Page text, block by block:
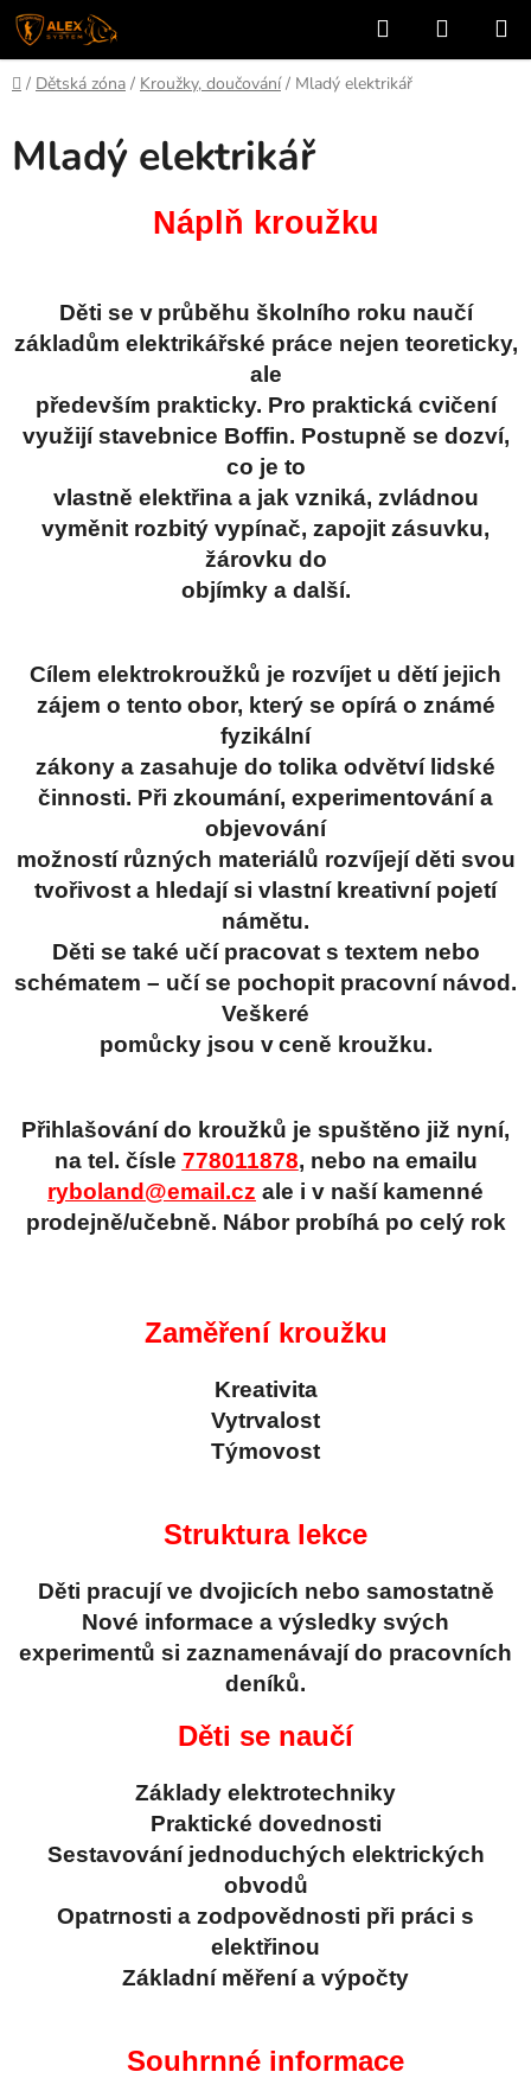
Přejít
na
obsah
Hledat
KOŠÍK
Domů
/ Dětská zóna / Kroužky, doučování / Mladý elektrikář
Mladý elektrikář
Náplň kroužku
Děti se v průběhu školního roku naučí
základům elektrikářské práce nejen teoreticky,
ale
především prakticky. Pro praktická cvičení
využijí stavebnice Boffin. Postupně se dozví,
co je to
vlastně elektřina a jak vzniká, zvládnou
vyměnit rozbitý vypínač, zapojit zásuvku,
žárovku do
objímky a další.
Cílem elektrokroužků je rozvíjet u dětí jejich
zájem o tento obor, který se opírá o známé
fyzikální
zákony a zasahuje do tolika odvětví lidské
činnosti. Při zkoumání, experimentování a
objevování
možností různých materiálů rozvíjejí děti svou
tvořivost a hledají si vlastní kreativní pojetí
námětu.
Děti se také učí pracovat s textem nebo
schématem – učí se pochopit pracovní návod.
Veškeré
pomůcky jsou v ceně kroužku.
Přihlašování do kroužků je spuštěno již nyní,
na tel. čísle 778011878, nebo na emailu
ryboland@email.cz ale i v naší kamenné
prodejně/učebně. Nábor probíhá po celý rok
Zaměření kroužku
Kreativita
Vytrvalost
Týmovost
Struktura lekce
Děti pracují ve dvojicích nebo samostatně
Nové informace a výsledky svých
experimentů si zaznamenávají do pracovních
deníků.
Děti se naučí
Základy elektrotechniky
Praktické dovednosti
Sestavování jednoduchých elektrických
obvodů
Opatrnosti a zodpovědnosti při práci s
elektřinou
Základní měření a výpočty
Souhrnné informace